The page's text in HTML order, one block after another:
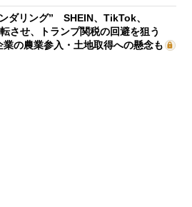
ダリング” SHEIN、TikTok、
させ、トランプ関税の回避を狙う
の農業参入・土地取得への懸念も